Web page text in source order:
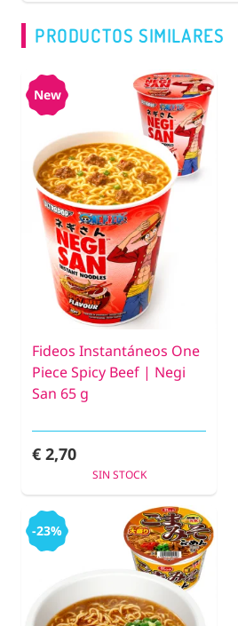
PRODUCTOS SIMILARES
New
Fideos Instantáneos One
Piece Spicy Beef | Negi
San 65 g
€ 2,70
SIN STOCK
-23%